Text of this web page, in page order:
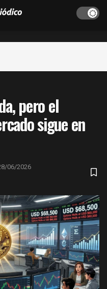
pero el
sigue en
06/2026